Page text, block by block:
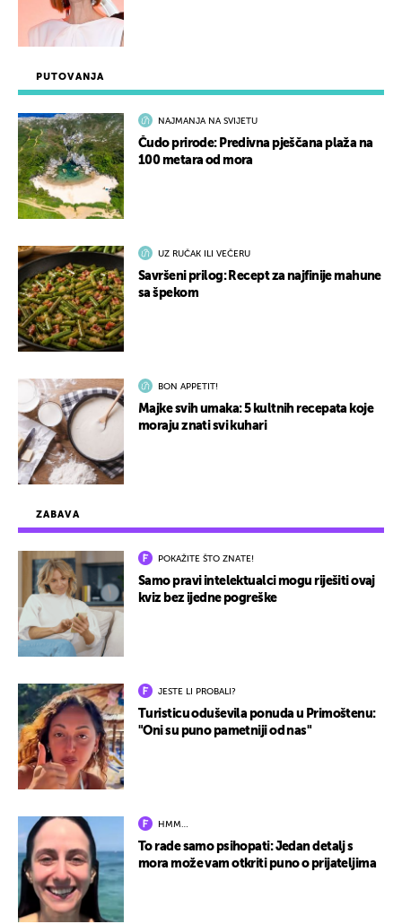
ZABAVA
POKAŽITE ŠTO ZNATE!
Samo pravi intelektualci mogu riješiti ovaj
kviz bez ijedne pogreške
JESTE LI PROBALI?
Turisticu oduševila ponuda u Primoštenu:
"Oni su puno pametniji od nas"
HMM…
To rade samo psihopati: Jedan detalj s
mora može vam otkriti puno o prijateljima
PUTOVANJA
NAJMANJA NA SVIJETU
Čudo prirode: Predivna pješčana plaža na
100 metara od mora
UZ RUČAK ILI VEČERU
Savršeni prilog: Recept za najfinije mahune
sa špekom
BON APPETIT!
Majke svih umaka: 5 kultnih recepata koje
moraju znati svi kuhari